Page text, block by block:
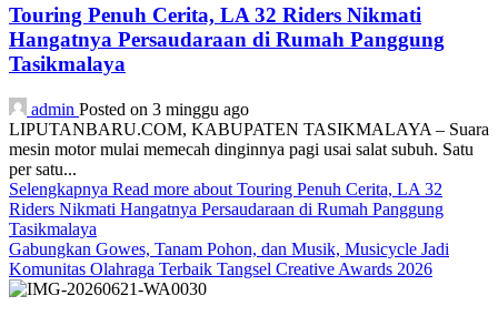
Touring Penuh Cerita, LA 32 Riders Nikmati
Hangatnya Persaudaraan di Rumah Panggung
Tasikmalaya
admin Posted on 3 minggu ago
LIPUTANBARU.COM, KABUPATEN TASIKMALAYA – Suara
mesin motor mulai memecah dinginnya pagi usai salat subuh. Satu
per satu...
Selengkapnya Read more about Touring Penuh Cerita, LA 32
Riders Nikmati Hangatnya Persaudaraan di Rumah Panggung
Tasikmalaya
Gabungkan Gowes, Tanam Pohon, dan Musik, Musicycle Jadi
Komunitas Olahraga Terbaik Tangsel Creative Awards 2026